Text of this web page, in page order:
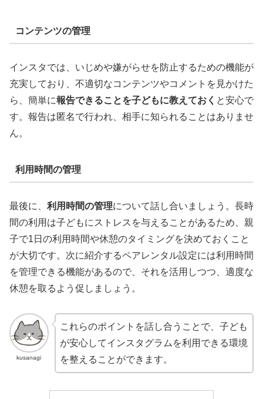
コンテンツの管理
インスタでは、いじめや嫌がらせを防止するための機能が
充実しており、不適切なコンテンツやコメントを見かけた
ら、簡単に報告できることを子どもに教えておく と安心で
す。報告は匿名で行われ、相手に知られることはありませ
ん。
利用時間の管理
最後に、 利用時間の管理について話し合いましょう。長時
間の利用は子どもにストレスを与えることがあるため、親
子で1日の利用時間や休憩のタイミングを決めておくこと
が大切です。次に紹介するペアレンタル設定には利用時間
を管理できる機能があるので、それを活用しつつ、適度な
休憩を取るよう促しましょう。
kusanagi
これらのポイントを話し合うことで、子ども
が安心してインスタグラムを利用できる環境
を整えることができます。